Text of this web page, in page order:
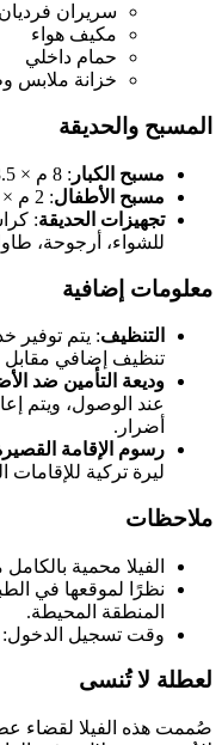
سريران فرديان
مكيف هواء
حمام داخلي
خزانة ملابس
المسبح والحديقة
مسبح الكبار : 8 م × 3.5 م | العمق: 1.50 م
مسبح الأطفال: 2 م × 2 م | العمق: 0.40 م
تجهيزات الحديقة:
للشواء، أرجوحة،
معلومات إضافية
التنظيف: يتم توفير
تنظيف إضافي
وديعة التأمين ضد
عند الوصول، ويتم
أضرار.
رسوم الإقامة
ليرة تركية للإقامات
ملاحظات
الفيلا محمية
نظرًا لموقعها في
المنطقة المحيطة.
وقت تسجيل الدخول: 16:00 | وقت تسجيل الخروج: 10:00
لعطلة لا تُنسى
صُممت هذه الفيلا لقضاء